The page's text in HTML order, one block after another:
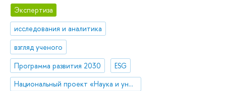
Экспертиза
исследования и аналитика
взгляд ученого
Программа развития 2030
ESG
Национальный проект «Наука и университеты»